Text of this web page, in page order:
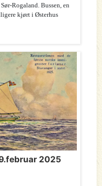
Rogaland. Bussen, en
kjørt i Østerhus
2025